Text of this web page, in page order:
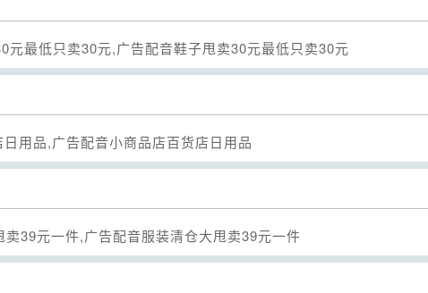
最低只卖30元,广告配音鞋子甩卖30元最低只卖30元
Seek
用品,广告配音小商品店百货店日用品
Seek
39元一件,广告配音服装清仓大甩卖39元一件
Seek